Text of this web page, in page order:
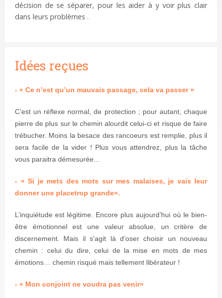
décision de se séparer, pour les aider à y voir plus clair
dans leurs problèmes .
Idées reçues
- « Ce n’est qu’un mauvais passage, cela va passer »
C’est un réflexe normal, de protection ; pour autant, chaque
pierre de plus sur le chemin alourdit celui-ci et risque de faire
trébucher. Moins la besace des rancoeurs est remplie, plus il
sera facile de la vider ! Plus vous attendrez, plus la tâche
vous paraitra démesurée…
- « Si je mets des mots sur mes malaises, je vais leur
donner une placetrop grande».
L’inquiétude est légitime. Encore plus aujourd’hui où le bien-
être émotionnel est une valeur absolue, un critère de
discernement. Mais il s’agit là d’oser choisir un nouveau
chemin : celui du dire, celui de la mise en mots de mes
émotions… chemin risqué mais tellement libérateur !
- « Mon conjoint ne voudra pas venir»